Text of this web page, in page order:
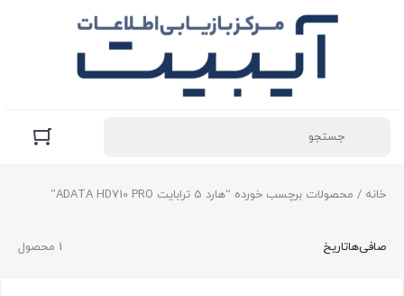
خانه / محصولات برچسب خورده “هارد 5 ترابایت ADATA HD710 PRO”
1 محصول صافی‌هاتاریخ